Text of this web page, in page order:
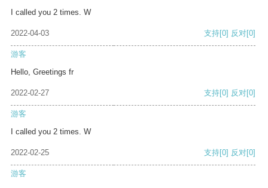
I called you 2 times. W
2022-04-03 支持[0] 反对[0]
游客
Hello, Greetings fr
2022-02-27 支持[0] 反对[0]
游客
I called you 2 times. W
2022-02-25 支持[0] 反对[0]
游客